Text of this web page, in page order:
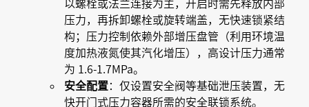
以螺栓或法兰连接为主，开启时需先释放内部
压力，再拆卸螺栓或旋转端盖，无快速锁紧结
构；压力控制依赖外部增压盘管（利用环境温
度加热液氮使其汽化增压），高设计压力通常
为 1.6-1.7MPa。
安全配置：仅设置安全阀等基础泄压装置，无
快开门式压力容器所需的安全联锁系统。